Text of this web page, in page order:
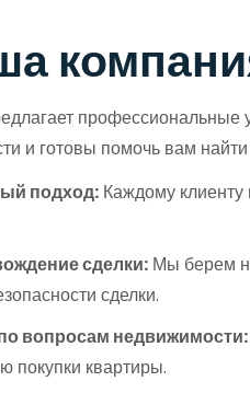
профессиональные
и готовы помочь вам
подход: Каждому
сделки: Мы берем
сделки.
вопросам недвижимости:
покупки квартиры.